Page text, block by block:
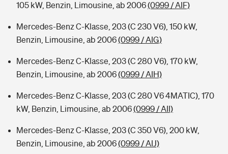
105 kW, Benzin, Limousine, ab 2006(0999 / AIF)
Mercedes-Benz C-Klasse, 203 (C 230 V6), 150 kW,
Benzin, Limousine, ab 2006(0999 / AIG)
Mercedes-Benz C-Klasse, 203 (C 280 V6), 170 kW,
Benzin, Limousine, ab 2006(0999 / AIH)
Mercedes-Benz C-Klasse, 203 (C 280 V6 4MATIC), 170
kW, Benzin, Limousine, ab 2006(0999 / AII)
Mercedes-Benz C-Klasse, 203 (C 350 V6), 200 kW,
Benzin, Limousine, ab 2006(0999 / AIJ)